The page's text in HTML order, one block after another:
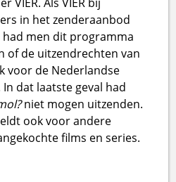
in het zenderaanbod
had men dit programma
of de uitzendrechten van
voor de Nederlandse
dat laatste geval had
niet mogen uitzenden.
ook voor andere
films en series.